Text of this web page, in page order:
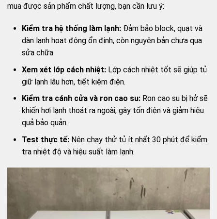
mua được sản phẩm chất lượng, bạn cần lưu ý:
Kiểm tra hệ thống làm lạnh: Đảm bảo block, quạt và
dàn lạnh hoạt động ổn định, còn nguyên bản chưa qua
sửa chữa.
Xem xét lớp cách nhiệt: Lớp cách nhiệt tốt sẽ giúp tủ
giữ lạnh lâu hơn, tiết kiệm điện.
Kiểm tra cánh cửa và ron cao su: Ron cao su bị hở sẽ
khiến hơi lạnh thoát ra ngoài, gây tốn điện và giảm hiệu
quả bảo quản.
Test thực tế: Nên chạy thử tủ ít nhất 30 phút để kiểm
tra nhiệt độ và hiệu suất làm lạnh.